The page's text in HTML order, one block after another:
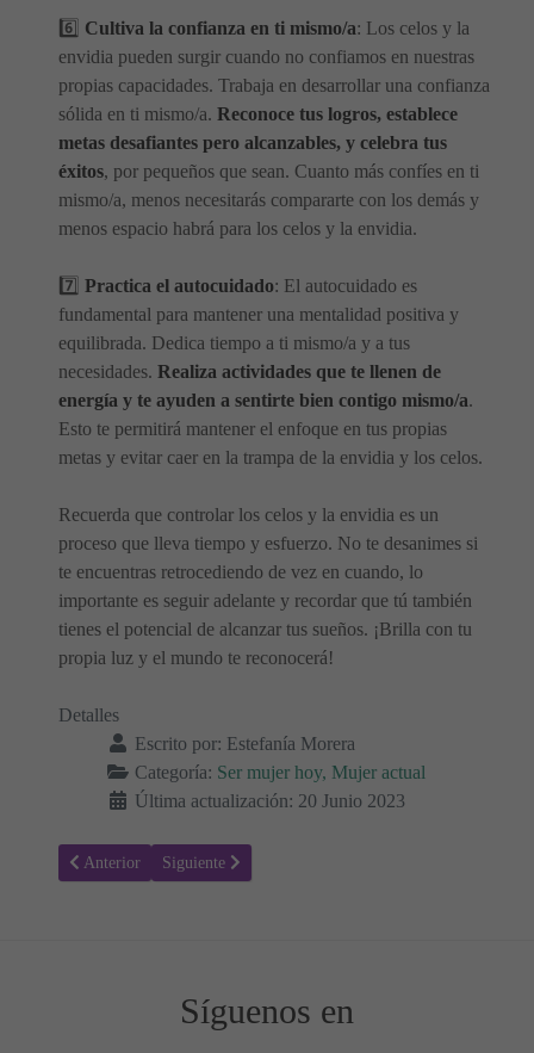
6️⃣ Cultiva la confianza en ti mismo/a: Los celos y la
envidia pueden surgir cuando no confiamos en nuestras
propias capacidades. Trabaja en desarrollar una confianza
sólida en ti mismo/a. Reconoce tus logros, establece
metas desafiantes pero alcanzables, y celebra tus
éxitos, por pequeños que sean. Cuanto más confíes en ti
mismo/a, menos necesitarás compararte con los demás y
menos espacio habrá para los celos y la envidia.
7️⃣ Practica el autocuidado: El autocuidado es
fundamental para mantener una mentalidad positiva y
equilibrada. Dedica tiempo a ti mismo/a y a tus
necesidades. Realiza actividades que te llenen de
energía y te ayuden a sentirte bien contigo mismo/a.
Esto te permitirá mantener el enfoque en tus propias
metas y evitar caer en la trampa de la envidia y los celos.
Recuerda que controlar los celos y la envidia es un
proceso que lleva tiempo y esfuerzo. No te desanimes si
te encuentras retrocediendo de vez en cuando, lo
importante es seguir adelante y recordar que tú también
tienes el potencial de alcanzar tus sueños. ¡Brilla con tu
propia luz y el mundo te reconocerá!
Detalles
Escrito por: Estefanía Morera
Categoría: Ser mujer hoy, Mujer actual
Última actualización: 20 Junio 2023
Artículo anterior: Estrés laboral: Cómo tomar el control y encontrar
Anterior Artículo siguiente: 🌟 ¿Cómo saber que es el gran
Siguiente
Síguenos en